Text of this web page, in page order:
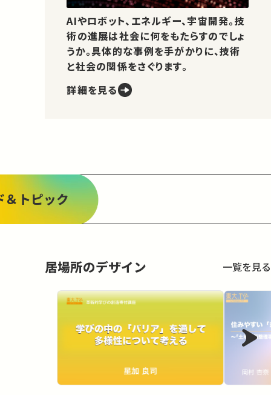
AIやロボット、エネルギー、宇宙開発。技
術の進展は社会に何をもたらすのでしょ
うか。具体的な事例を手がかりに、技術
と社会の関係をさぐります。
詳細を見る
＆トピック
居場所のデザイン 一覧を見る